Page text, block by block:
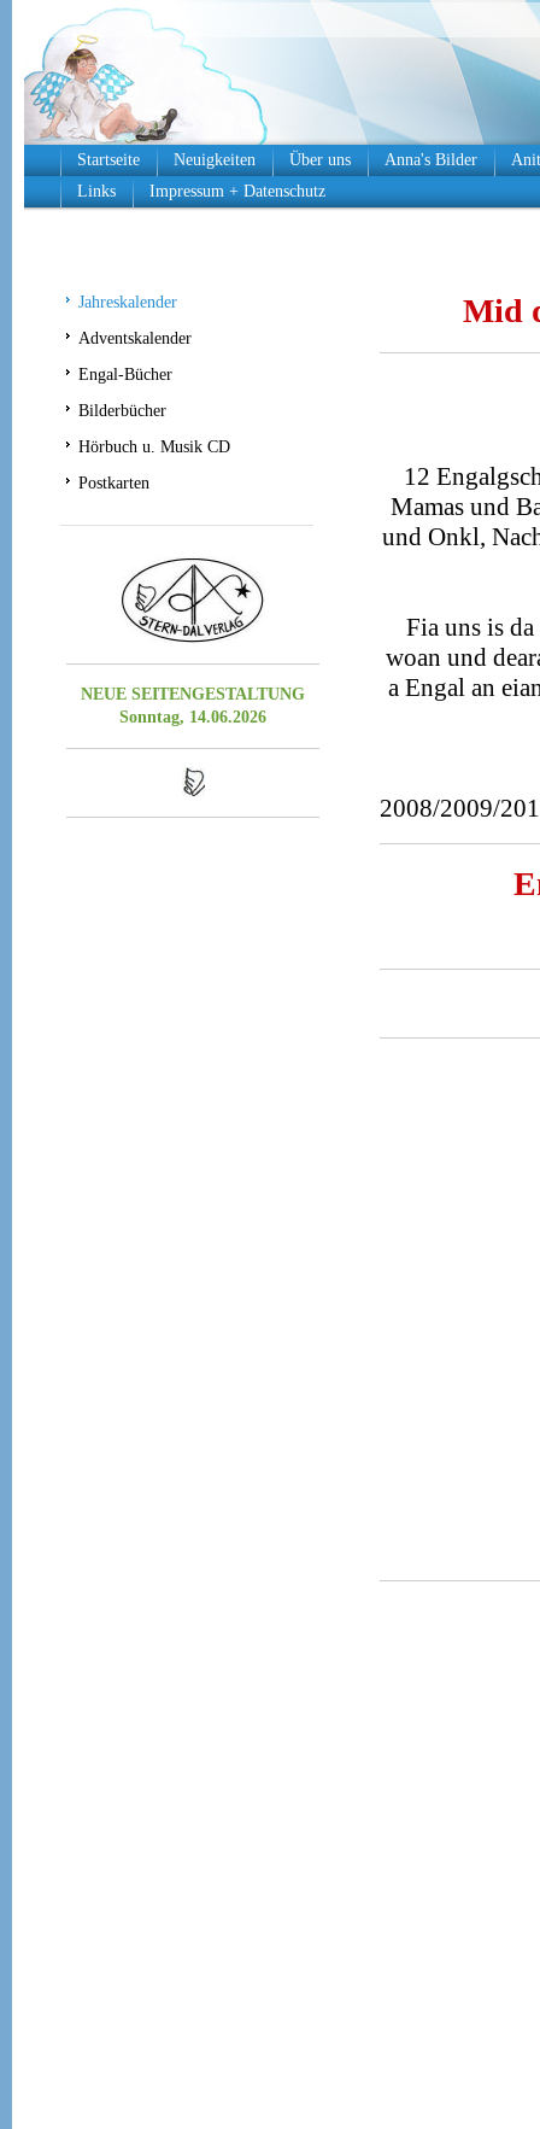
Startseite Neuigkeiten Über uns Anna's Bilder
Links
Impressum + Datenschutz
Jahreskalender
Adventskalender
Engal-Bücher
Bilderbücher
Hörbuch u. Musik CD
Postkarten
NEUE SEITENGESTALTUNG
Sonntag, 14.06.2026
Mid
12
Mamas und
und Onkl,
Fia uns is
woan und
a Engal an
2008/2009/